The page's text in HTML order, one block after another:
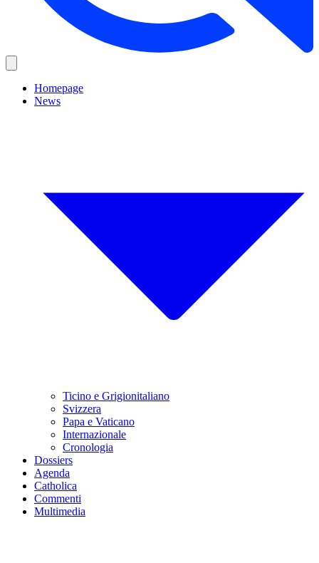
Homepage
News
Ticino e Grigionitaliano
Svizzera
Papa e Vaticano
Internazionale
Cronologia
Dossiers
Agenda
Catholica
Commenti
Multimedia